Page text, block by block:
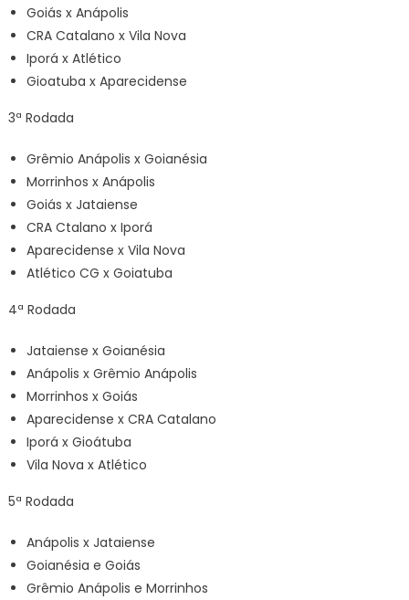
Goiás x Anápolis
CRA Catalano x Vila Nova
Iporá x Atlético
Gioatuba x Aparecidense
3ª Rodada
Grêmio Anápolis x Goianésia
Morrinhos x Anápolis
Goiás x Jataiense
CRA Ctalano x Iporá
Aparecidense x Vila Nova
Atlético CG x Goiatuba
4ª Rodada
Jataiense x Goianésia
Anápolis x Grêmio Anápolis
Morrinhos x Goiás
Aparecidense x CRA Catalano
Iporá x Gioátuba
Vila Nova x Atlético
5ª Rodada
Anápolis x Jataiense
Goianésia e Goiás
Grêmio Anápolis e Morrinhos